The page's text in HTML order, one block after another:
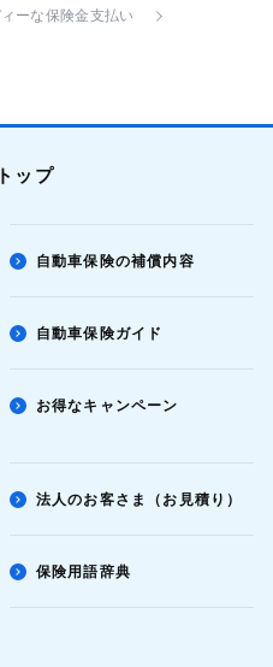
ーな保険金支払い
ップ
自動車保険の補償内容
自動車保険ガイド
お得なキャンペーン
法人のお客さま（お見積り）
保険用語辞典